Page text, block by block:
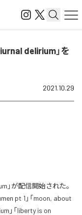
delirium」を
2021.10.29
」が配信開始された。
pt 1」「moon, about
」「liberty is on